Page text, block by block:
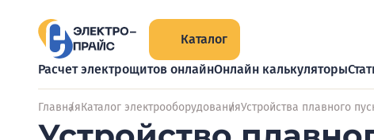
Каталог
Расчет электрощитов онлайнОнлайн калькуляторы
ГлавнаяКаталог электрооборудованияУстройства плавного